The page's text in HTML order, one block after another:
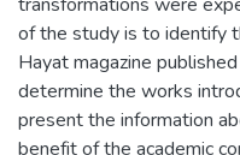
of the study is to identify
Hayat magazine
determine the works
present the information
benefit of the academic